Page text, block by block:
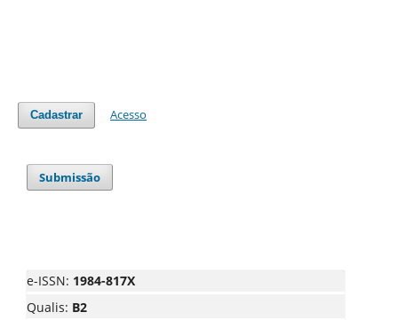
Cadastrar Acesso
Submissão
e-ISSN: 1984-817X
Qualis: B2